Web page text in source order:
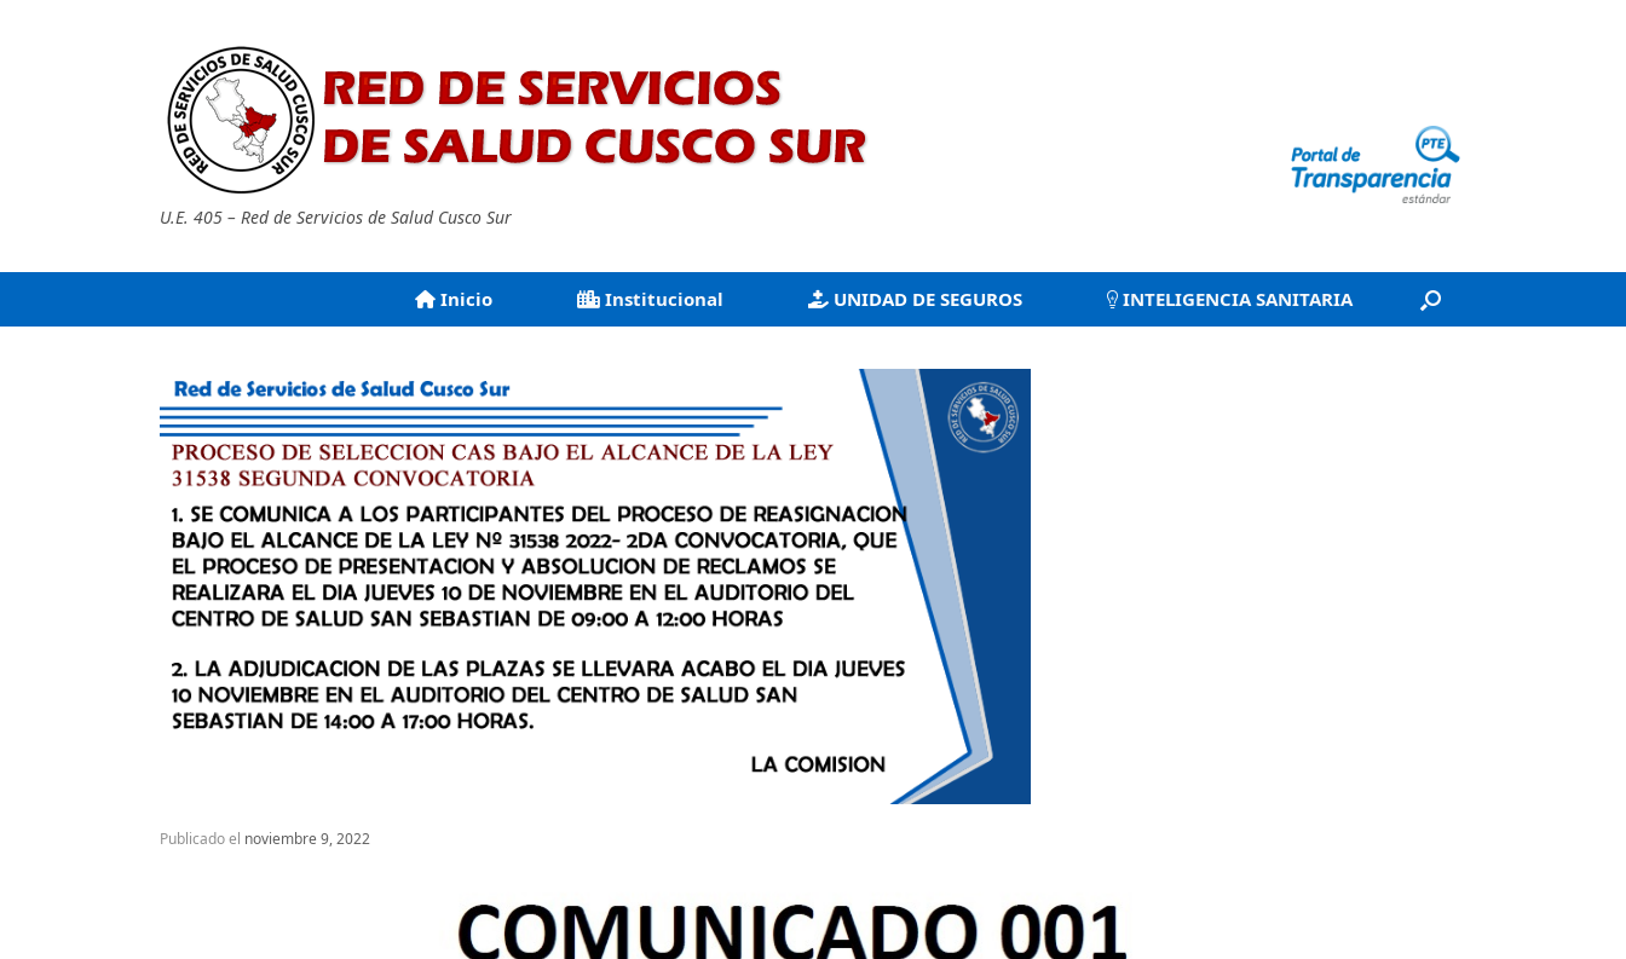
U.E. 405 – Red de Servicios de Salud Cusco Sur
Inicio Institucional UNIDAD DE SEGUROS INTELIGENCIA SANITARIA
Publicado el noviembre 9, 2022